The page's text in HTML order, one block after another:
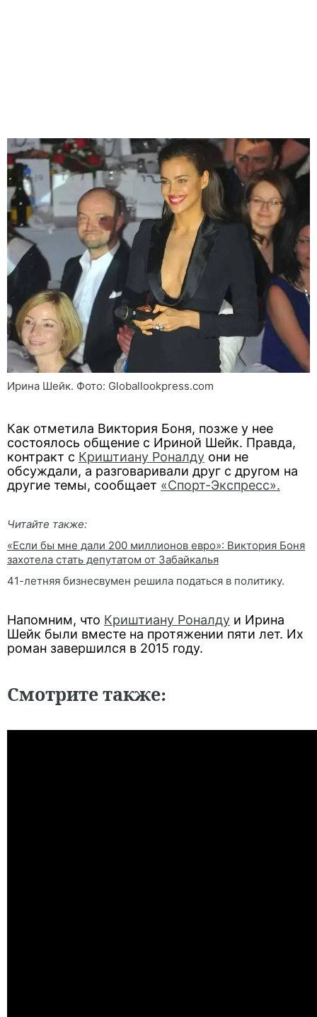
Ирина Шейк. Фото: Globallookpress.com
Как отметила Виктория Боня, позже у нее
состоялось общение с Ириной Шейк. Правда,
контракт с Криштиану Роналду они не
обсуждали, а разговаривали друг с другом на
другие темы, сообщает «Спорт-Экспресс».
Читайте также:
«Если бы мне дали 200 миллионов евро»: Виктория Боня
захотела стать депутатом от Забайкалья
41-летняя бизнесвумен решила податься в политику.
Напомним, что Криштиану Роналду и Ирина
Шейк были вместе на протяжении пяти лет. Их
роман завершился в 2015 году.
Смотрите также: